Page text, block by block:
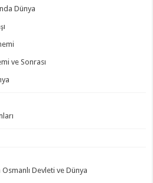
Dünya
ve Sonrası
Devleti ve Dünya